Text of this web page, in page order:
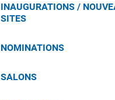
INAUGURATIONS /
SITES
NOMINATIONS
SALONS